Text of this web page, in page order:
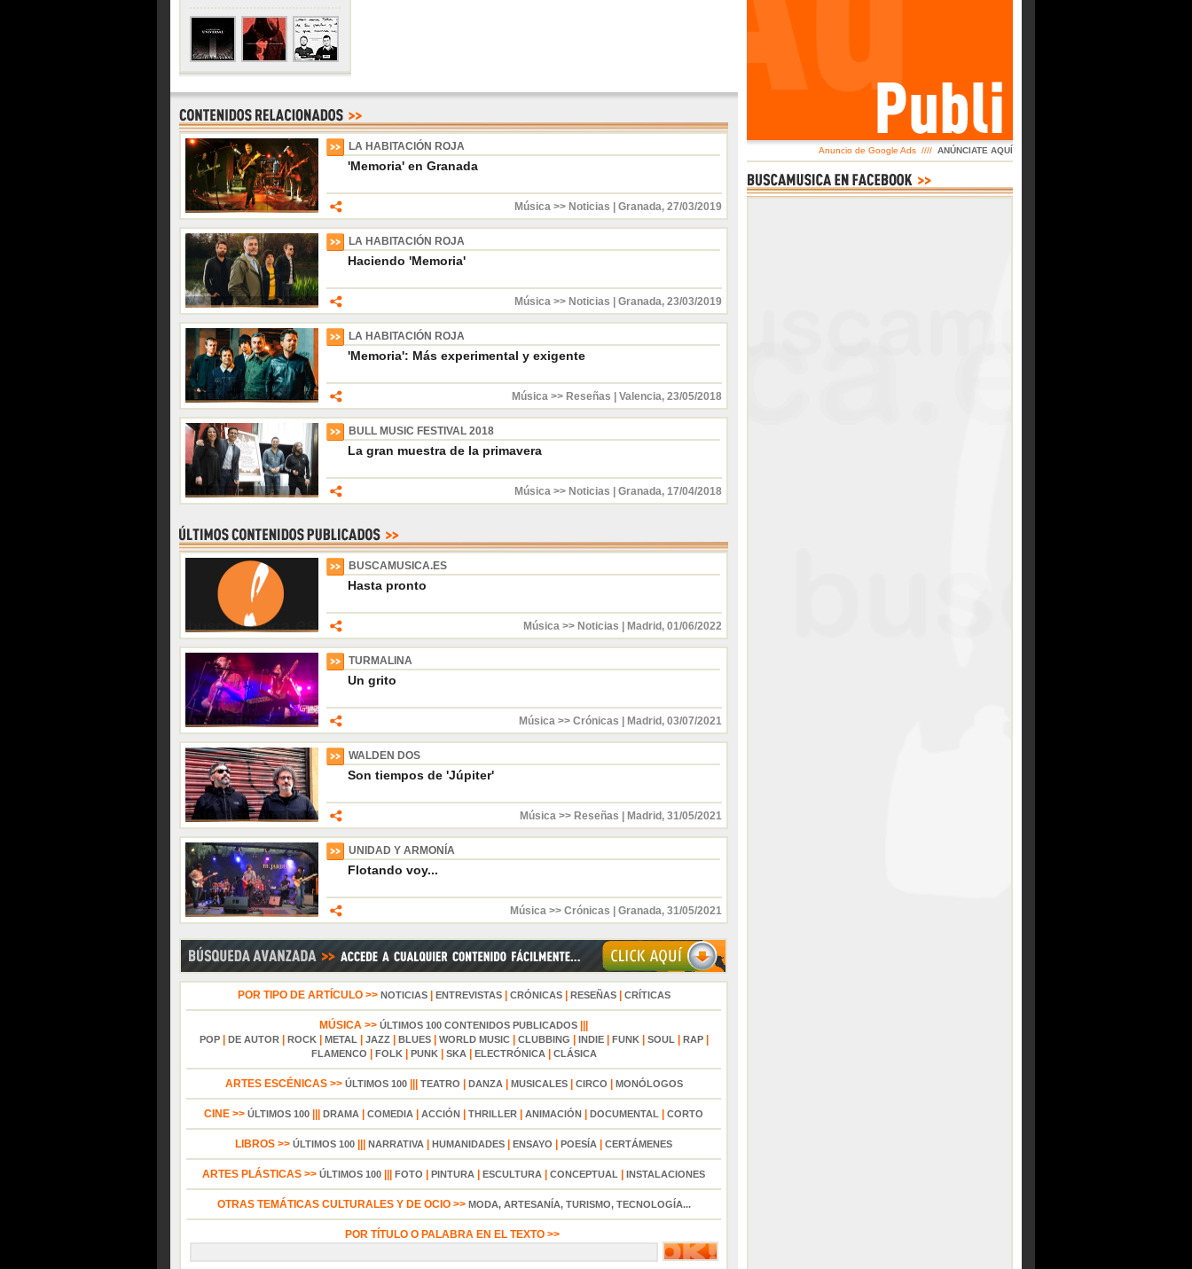
LA HABITACIÓN ROJA
'Memoria' en Granada
Música >> Noticias Granada, 27/03/2019
LA HABITACIÓN ROJA
Haciendo 'Memoria'
Música >> Noticias Granada, 23/03/2019
LA HABITACIÓN ROJA
'Memoria': Más experimental y exigente
Música >> Reseñas Valencia, 23/05/2018
BULL MUSIC FESTIVAL 2018
La gran muestra de la primavera
Música >> Noticias Granada, 17/04/2018
BUSCAMUSICA.ES
Hasta pronto
Música >> Noticias Madrid , 01/06/2022
TURMALINA
Un grito
Música >> Crónicas Madrid , 03/07/2021
WALDEN DOS
Son tiempos de 'Júpiter'
Música >> Reseñas Madrid , 31/05/2021
UNIDAD Y ARMONÍA
Flotando voy...
Música >> Crónicas Granada, 31/05/2021
POR TIPO DE ARTÍCULO >> NOTICIAS| ENTREVISTAS| CRÓNICAS| RESEÑAS| CRÍTICAS
MÚSICA >> ÚLTIMOS 100 CONTENIDOS PUBLICADOS
POP| DE AUTOR| ROCK| METAL| JAZZ| BLUES| WORLD MUSIC| CLUBBING INDIE| FUNK| SOUL| RAP|
FLAMENCO FOLK| PUNK| SKA| ELECTRÓNICA| CLÁSICA
ARTES ESCÉNICAS >> ÚLTIMOS 100||| TEATRO DANZA| MUSICALES| CIRCO MONÓLOGOS
CINE >> ÚLTIMOS 100 DRAMA COMEDIA ACCIÓN THRILLER ANIMACIÓN DOCUMENTAL CORTO
LIBROS >> ÚLTIMOS 100 NARRATIVA HUMANIDADES ENSAYO POESÍA CERTÁMENES
ARTES PLÁSTICAS >> ÚLTIMOS 100 FOTO PINTURA ESCULTURA CONCEPTUAL INSTALACIONES
OTRAS TEMÁTICAS CULTURALES Y DE OCIO >> MODA, ARTESANÍA, TURISMO, TECNOLOGÍA...
POR TÍTULO O PALABRA EN EL TEXTO >>
Anuncio de Google Ads //// ANÚNCIATE AQUÍ